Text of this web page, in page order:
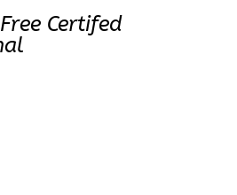
Certifed